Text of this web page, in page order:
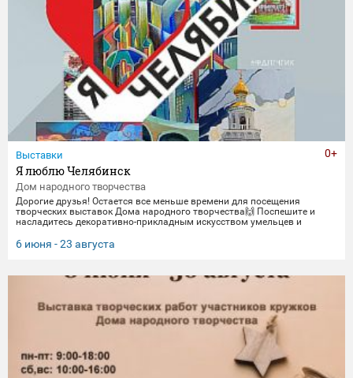
Выставки
Я люблю Челябинск
Дом народного творчества
Дорогие друзья! Остается все меньше времени для посещения
творческих выставок Дома народного творчества🙌 Поспешите и
насладитесь декоративно-прикладным искусством умельцев и
посвящена 290-летнему юбилею Челябинска. Работы выполнены
студентами кафедры декоративно-прикладного искусства ЧГИК.
6 июня - 23 августа
0+